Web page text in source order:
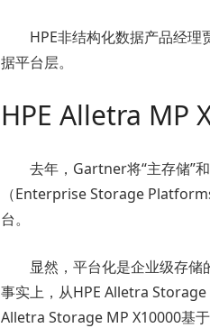
HPE非结构化数据产品经
据平台层。
HPE Alletra MP
去年，Gartner将“主存储”
（Enterprise Storage
台。
显然，平台化是企业级存储
事实上，从HPE Alletra
Alletra Storage MP X10000基